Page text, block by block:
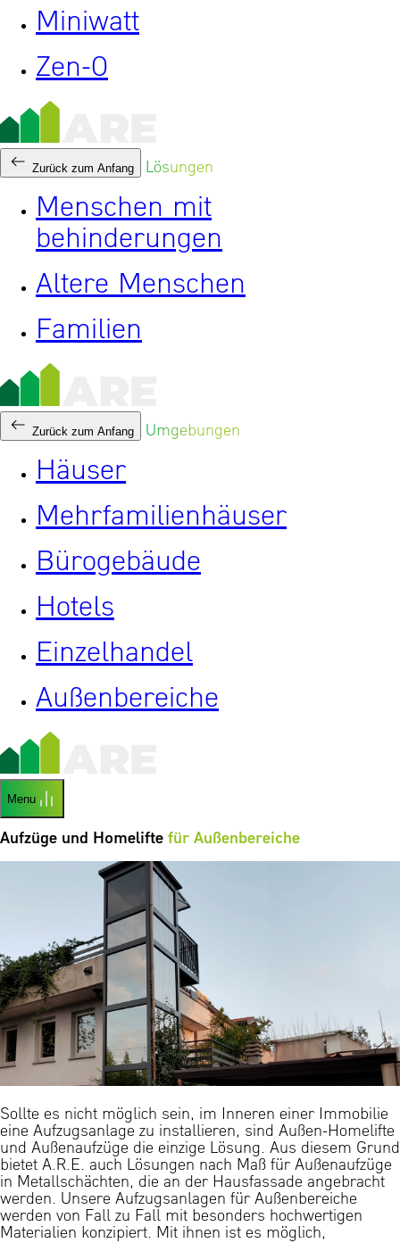
Miniwatt
Zen-0
Zurück zum Anfang Lösungen
Menschen mit
behinderungen
Altere Menschen
Familien
Zurück zum Anfang Umgebungen
Häuser
Mehrfamilienhäuser
Bürogebäude
Hotels
Einzelhandel
Außenbereiche
Menu
Aufzüge und Homelifte für Außenbereiche
Sollte es nicht möglich sein, im Inneren einer Immobilie
eine Aufzugsanlage zu installieren, sind Außen-Homelifte
und Außenaufzüge die einzige Lösung. Aus diesem Grund
bietet A.R.E. auch Lösungen nach Maß für Außenaufzüge
in Metallschächten, die an der Hausfassade angebracht
werden. Unsere Aufzugsanlagen für Außenbereiche
werden von Fall zu Fall mit besonders hochwertigen
Materialien konzipiert. Mit ihnen ist es möglich,